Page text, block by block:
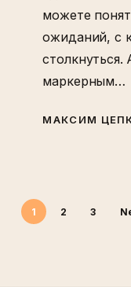
можете
ожиданий, с
маркерным…
МАКСИМ
1 2 3